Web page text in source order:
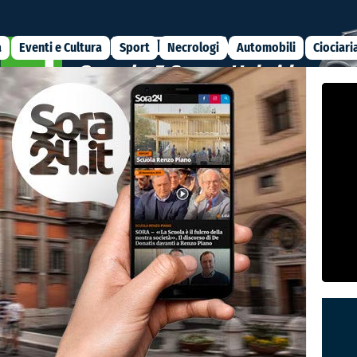
Eventi e Cultura Sport Necrologi Automobili